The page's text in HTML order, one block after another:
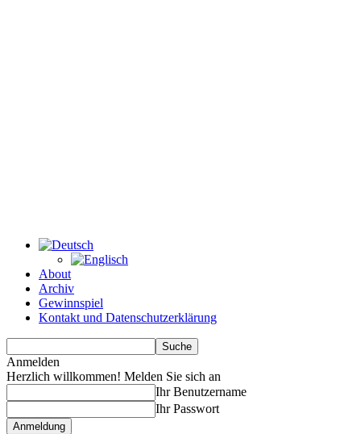
About
Archiv
Gewinnspiel
Kontakt und Datenschutzerklärung
Anmelden
Herzlich willkommen! Melden Sie sich an
Ihr Benutzername
Ihr Passwort